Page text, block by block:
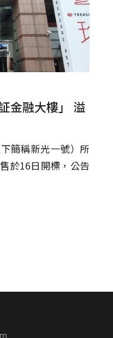
金融大樓」 溢
簡稱新光一號）所
於16日開標，公告